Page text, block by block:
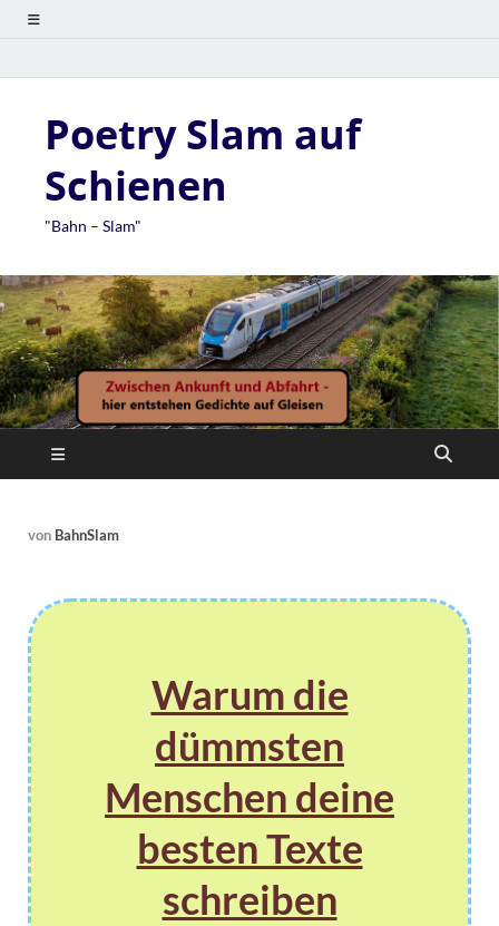
Poetry Slam auf
Schienen
"Bahn – Slam"
von BahnSlam
Warum die
dümmsten
Menschen deine
besten Texte
schreiben